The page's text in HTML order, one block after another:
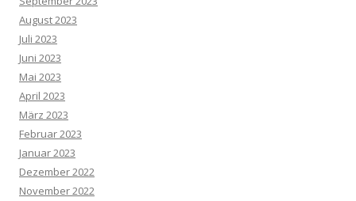
August 2023
Juli 2023
Juni 2023
Mai 2023
April 2023
März 2023
Februar 2023
Januar 2023
Dezember 2022
November 2022